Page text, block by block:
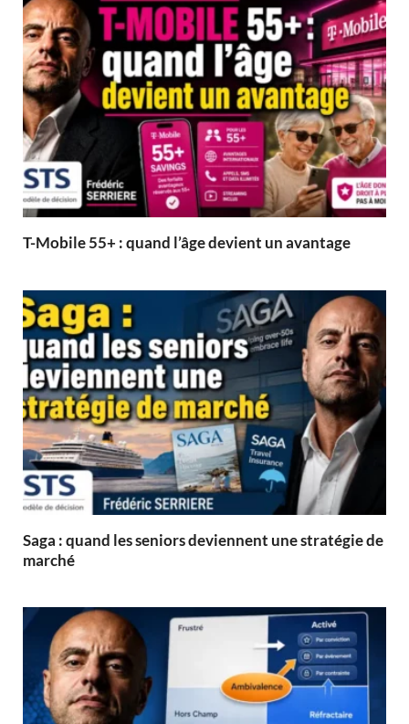
T-Mobile 55+ : quand l’âge devient un avantage
Saga : quand les seniors deviennent une stratégie de
marché